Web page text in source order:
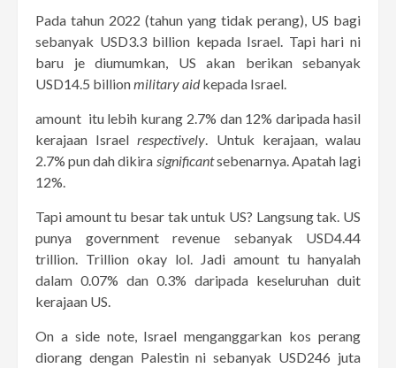
Pada tahun 2022 (tahun yang tidak perang), US bagi
sebanyak USD3.3 billion kepada Israel. Tapi hari ni
baru je diumumkan, US akan berikan sebanyak
USD14.5 billionmilitary aidkepada Israel.
amount itu lebih kurang 2.7% dan 12% daripada hasil
kerajaan Israelrespectively. Untuk kerajaan, walau
2.7% pun dah dikira significantsebenarnya. Apatah lagi
12%.
Tapi amount tu besar tak untuk US? Langsung tak. US
punya government revenue sebanyak USD4.44
trillion. Trillion okay lol. Jadi amount tu hanyalah
dalam 0.07% dan 0.3% daripada keseluruhan duit
kerajaan US.
On a side note, Israel menganggarkan kos perang
diorang dengan Palestin ni sebanyak USD246 juta